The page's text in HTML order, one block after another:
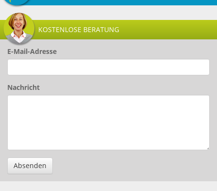
KOSTENLOSE BERATUNG
E-Mail-Adresse
Nachricht
Absenden